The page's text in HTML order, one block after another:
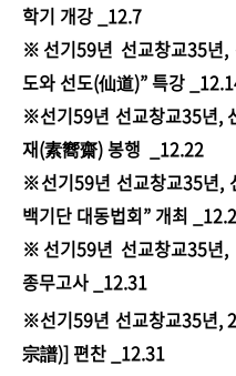
학기 개강 _12.7
※선기59년 선교창교35년,
도와 선도(仙道)” 특강
※선기59년 선교창교35년,
재(素嚮齋) 봉행 _12.22​
※선기59년 선교창교35년,
백기단 대동법회” 개최
※선기59년 선교창교35년,
종무고사 _12.31​​​
※선기59년 선교창교35년,
宗譜)] 편찬 _12.31